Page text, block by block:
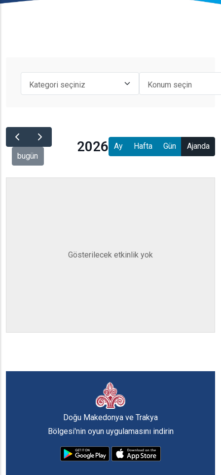
bugün
2026 Ay Hafta Gün Ajanda
Gösterilecek etkinlik yok
Doğu Makedonya ve Trakya
Bölgesi'nin oyun uygulamasını indirin